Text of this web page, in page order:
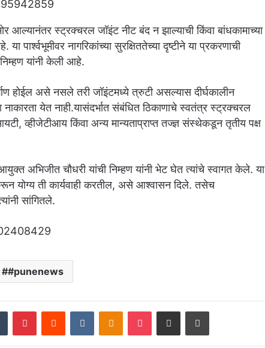
आल्यानंतर स्ट्रक्चरल जॉइंट नीट बंद न झाल्याची किंवा बांधकामाच्या
नागरिकांच्या सुरक्षिततेच्या दृष्टीने या प्रकरणाची
यांनी केली आहे.
होईल असे नसले तरी जॉइंटमध्ये त्रुटी असल्यास दीर्घकालीन
येत नाही.यासंदर्भात संबंधित ठिकाणाचे स्वतंत्र स्ट्रक्चरल
किंवा अन्य मान्यताप्राप्त तज्ज्ञ संस्थेकडून तृतीय पक्ष
अभिजीत चौधरी यांची निम्हण यांनी भेट घेत त्यांचे स्वागत केले. या
योग्य ती कार्यवाही करतील, असे आश्वासन दिले. तसेच
सांगितले.
#punenews
TumblrPinterestReddit VKontakteOdnoklassniki
PocketShare via Email Print